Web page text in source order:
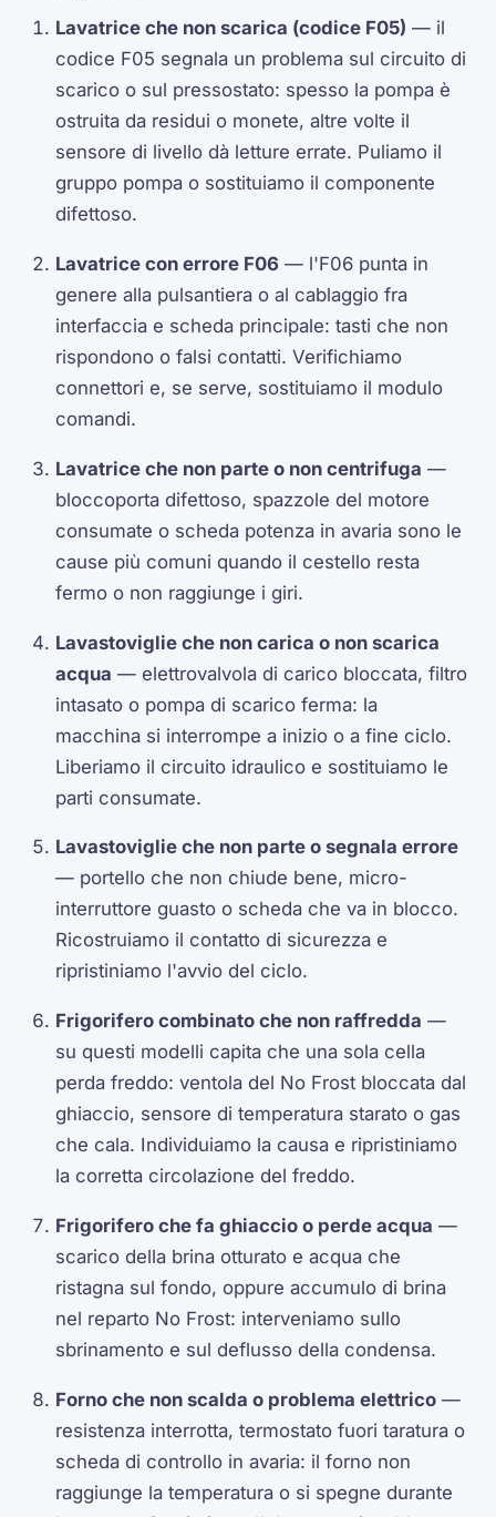
Lavatrice che non scarica (codice F05) — il
codice F05 segnala un problema sul circuito di
scarico o sul pressostato: spesso la pompa è
ostruita da residui o monete, altre volte il
sensore di livello dà letture errate. Puliamo il
gruppo pompa o sostituiamo il componente
difettoso.
Lavatrice con errore F06 — l'F06 punta in
genere alla pulsantiera o al cablaggio fra
interfaccia e scheda principale: tasti che non
rispondono o falsi contatti. Verifichiamo
connettori e, se serve, sostituiamo il modulo
comandi.
Lavatrice che non parte o non centrifuga —
bloccoporta difettoso, spazzole del motore
consumate o scheda potenza in avaria sono le
cause più comuni quando il cestello resta
fermo o non raggiunge i giri.
Lavastoviglie che non carica o non scarica
acqua — elettrovalvola di carico bloccata, filtro
intasato o pompa di scarico ferma: la
macchina si interrompe a inizio o a fine ciclo.
Liberiamo il circuito idraulico e sostituiamo le
parti consumate.
Lavastoviglie che non parte o segnala errore
— portello che non chiude bene, micro-
interruttore guasto o scheda che va in blocco.
Ricostruiamo il contatto di sicurezza e
ripristiniamo l'avvio del ciclo.
Frigorifero combinato che non raffredda —
su questi modelli capita che una sola cella
perda freddo: ventola del No Frost bloccata dal
ghiaccio, sensore di temperatura starato o gas
che cala. Individuiamo la causa e ripristiniamo
la corretta circolazione del freddo.
Frigorifero che fa ghiaccio o perde acqua —
scarico della brina otturato e acqua che
ristagna sul fondo, oppure accumulo di brina
nel reparto No Frost: interveniamo sullo
sbrinamento e sul deflusso della condensa.
Forno che non scalda o problema elettrico —
resistenza interrotta, termostato fuori taratura o
scheda di controllo in avaria: il forno non
raggiunge la temperatura o si spegne durante